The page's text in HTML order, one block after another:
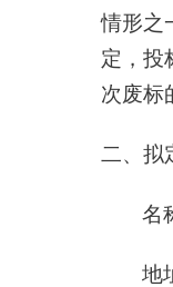
情形之
定，投
次废标
二、拟
名
地